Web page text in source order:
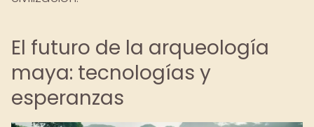
El futuro de la arqueología
maya: tecnologías y
esperanzas